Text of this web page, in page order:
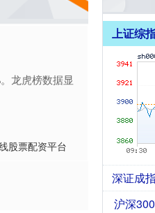
龙虎榜数据显
股票配资平台
上证综
深证成
沪深300